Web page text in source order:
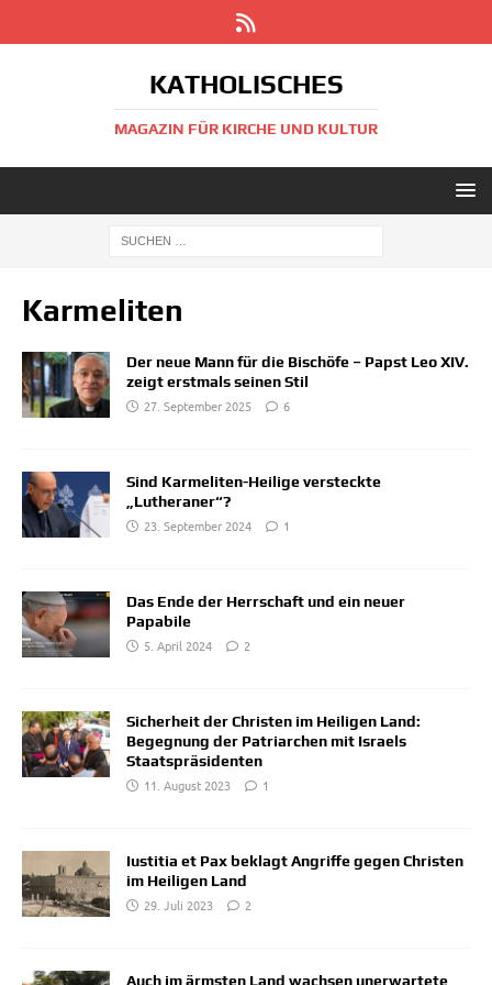
KATHOLISCHES
MAGAZIN FÜR KIRCHE UND KULTUR
Karmeliten
Der neue Mann für die Bischöfe – Papst Leo XIV.
zeigt erstmals seinen Stil
27. September 2025
6
Sind Karmeliten-Heilige versteckte
„Lutheraner“?
23. September 2024
1
Das Ende der Herrschaft und ein neuer
Papabile
5. April 2024
2
Sicherheit der Christen im Heiligen Land:
Begegnung der Patriarchen mit Israels
Staatspräsidenten
11. August 2023
1
Iustitia et Pax beklagt Angriffe gegen Christen
im Heiligen Land
29. Juli 2023
2
Auch im ärmsten Land wachsen unerwartete